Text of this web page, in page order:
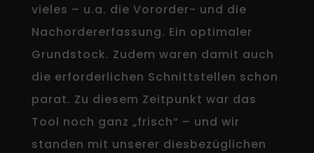
vieles – u.a. die Vororder- und die
Nachordererfassung. Ein optimaler
Grundstock. Zudem waren damit auch
die erforderlichen Schnittstellen schon
parat. Zu diesem Zeitpunkt war das
Tool noch ganz „frisch“ – und wir
standen mit unserer diesbezüglichen